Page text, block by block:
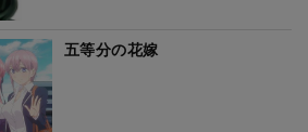
五等分の花嫁